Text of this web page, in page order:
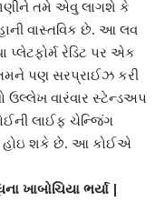
તમે એવુ લાગશે કે
વાસ્તવિક છે. આ લવ
પ્લેટફોર્મરેડિટ પર એક
પણ સરપ્રાઈઝ કરી
ઉલ્લેખ વારંવાર સ્ટેન્ડઅપ
લાઈફ ચેન્જિંગ
હોઇ શકે છે. આ કોઈએ
ખાબોચિયા ભર્યા |